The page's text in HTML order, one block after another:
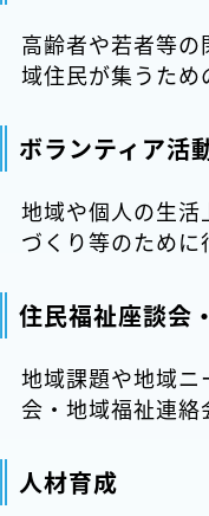
高齢者や若者等
域住民が集うため
ボランティア活
地域や個人の生活
づくり等のため
住民福祉座談会
地域課題や地域
会・地域福祉連絡
人材育成